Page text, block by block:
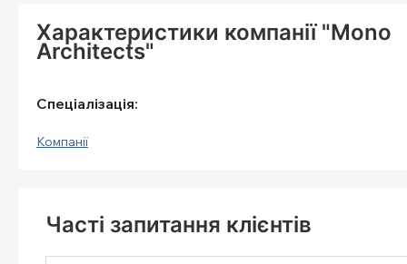
Характеристики компанії "Mono
Architects"
Спеціалізація:
Компанії
Часті запитання клієнтів